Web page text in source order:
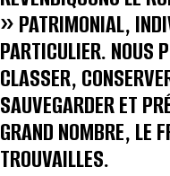
» PATRIMONIAL,
PARTICULIER. NOUS
CLASSER,
SAUVEGARDER ET
GRAND NOMBRE, LE
TROUVAILLES.